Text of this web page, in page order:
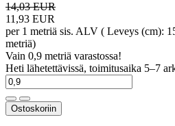
14,03 EUR
11,93 EUR
per 1 metriä sis. ALV ( Leveys (cm):
metriä)
Vain 0,9 metriä varastossa!
Heti lähetettävissä, toimitusaika 5–7
Ostoskoriin